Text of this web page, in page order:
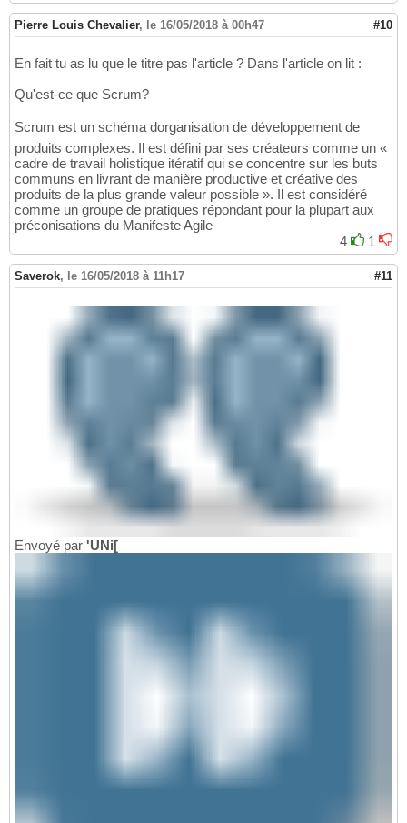
Pierre Louis Chevalier, le 16/05/2018 à 00h47 #10
En fait tu as lu que le titre pas l'article ? Dans l'article on lit :
Qu'est-ce que Scrum?
Scrum est un schéma dorganisation de développement de
produits complexes. Il est défini par ses créateurs comme un «
cadre de travail holistique itératif qui se concentre sur les buts
communs en livrant de manière productive et créative des
produits de la plus grande valeur possible ». Il est considéré
comme un groupe de pratiques répondant pour la plupart aux
préconisations du Manifeste Agile
4
1
Saverok, le 16/05/2018 à 11h17 #11
Envoyé par 'UNi[